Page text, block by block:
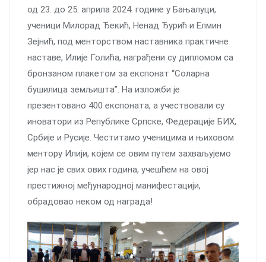
од 23. до 25. априла 2024. године у Бањалуци,
ученици Милорад Ђекић, Ненад Ђурић и Елмин
Зејнић, под менторством наставника практичне
наставе, Илије Голића, награђени су дипломом са
бронзаном плакетом за експонат “Соларна
бушилица земљишта”. На изложби је
презентовано 400 експоната, а учествовали су
иноватори из Републике Српске, Федерације БИХ,
Србије и Русије. Честитамо ученицима и њиховом
ментору Илији, којем се овим путем захваљујемо
јер нас је свих ових година, учешћем на овој
престижној међународној манифестацији,
обрадовао неком од награда!